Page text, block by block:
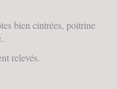
bien cintrées, poitrine
relevés.